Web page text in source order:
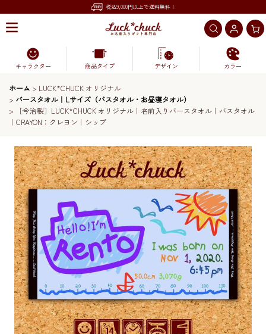
税込9,000円以上で送料無料！
キャラクター 商品タイプ デザイン カラー
ホーム > LUCK*CHUCK オリジナル
> バースタオル｜Lサイズ（バスタオル・お昼寝タオル）
>
［今治製］LUCK*CHUCK オリジナル｜名前入りバースタオル｜バスタオル
｜CRAYON：クレヨン｜シップ